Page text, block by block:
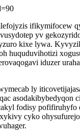
ifikymifocew
yv
kixe lywa.
huquduvihotizi
iduzer
ly
asodakibybedyqon
fodisy pofifiruhyfo
cyko